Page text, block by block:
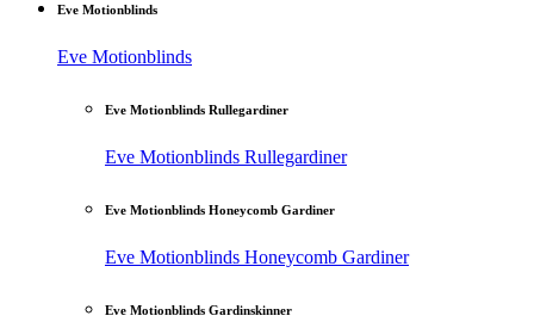
Eve Motionblinds
Eve Motionblinds
Eve Motionblinds Rullegardiner
Eve Motionblinds Rullegardiner
Eve Motionblinds Honeycomb Gardiner
Eve Motionblinds Honeycomb Gardiner
Eve Motionblinds Gardinskinner